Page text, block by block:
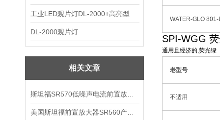
工业LED观片灯DL-2000+高亮型
DL-2000观片灯
相关文章
WATER-GLO 801-
SPI-WGG
通用且经济的,荧光绿
老型号
不适用